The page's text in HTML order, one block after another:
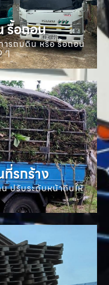
รื้อถอน
รถมดิน หรือ รื้อถอน
ๆ
รกร้าง
ปรับระดับหน้าดินให้